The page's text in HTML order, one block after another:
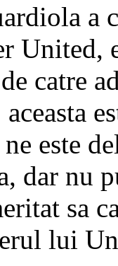
a
catre
este
dar nu
sa
lui